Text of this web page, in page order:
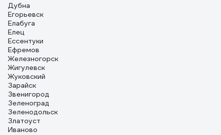
Дубна
Егорьевск
Елабуга
Елец
Ессентуки
Ефремов
Железногорск
Жигулевск
Жуковский
Зарайск
Звенигород
Зеленоград
Зеленодольск
Златоуст
Иваново